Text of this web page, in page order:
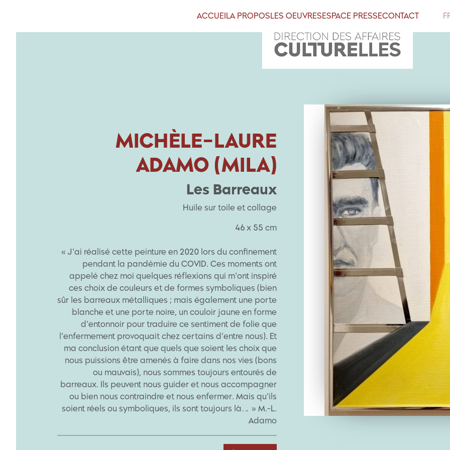
ACCUEILA PROPOSLES OEUVRESESPACE PRESSECONTACT
MICHÈLE-LAURE
ADAMO (MILA)
Les Barreaux
Huile sur toile et collage
46 x 55 cm
« J’ai réalisé cette peinture en 2020 lors du confinement
pendant la pandémie du COVID. Ces moments ont
appelé chez moi quelques réflexions qui m’ont inspiré
ces choix de couleurs et de formes symboliques (bien
sûr les barreaux métalliques ; mais également une porte
blanche et une porte noire, un couloir jaune en forme
d’entonnoir pour traduire ce sentiment de folie que
l’enfermement provoquait chez certains d’entre nous). Et
ma conclusion étant que quels que soient les choix que
nous puissions être amenés à faire dans nos vies (bons
ou mauvais), nous sommes toujours entourés de
barreaux. Ils peuvent nous guider et nous accompagner
ou bien nous contraindre et nous enfermer. Mais qu’ils
soient réels ou symboliques, ils sont toujours là… » M.-L.
Adamo